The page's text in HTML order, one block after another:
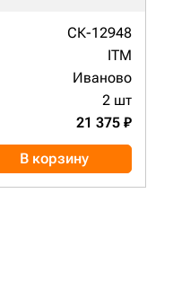
СК-12948
ITM
Иваново
2 шт
21 375 ₽
В корзину